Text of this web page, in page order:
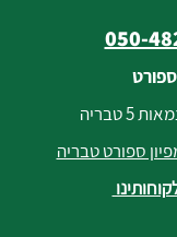
050-
5 טבריה
ספורט טבריה